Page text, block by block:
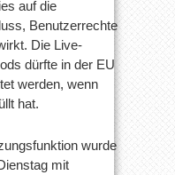
auf die
Benutzerrechte
Die Live-
dürfte in der EU
werden, wenn
hat.
wurde
mit